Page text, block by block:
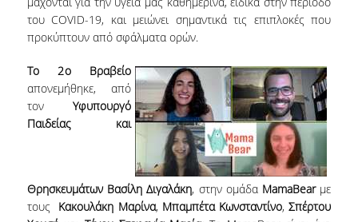
ΔΙΑΧΕΙΡΙΣΗ ΠΑΡΑΠΟΝΩΝ ΦΟΙΤΗΤΩΝ
TUTORS ΦΟΙΤΗΤΩΝ
ΜΕΤΑΠΤΥΧΙΑΚΕΣ ΣΠΟΥΔΕΣ
ΠΡΟΓΡΑΜΜΑΤΑ ΜΕΤΑΠΤΥΧΙΑΚΩΝ ΣΠΟΥΔΩΝ
ΔΙΔΑΚΤΟΡΙΚΟ ΠΡΟΓΡΑΜΜΑ
ΔΙΔΑΚΤΟΡΕΣ ΤΟΥ ΤΜΗΜΑΤΟΣ
ΥΠΟΨΗΦΙΟΙ ΔΙΔΑΚΤΟΡΕΣ
του COVID-19, και μειώνει σημαντικά τις επιπλοκές που
προκύπτουν από σφάλματα ορών.
Το 2οΒραβείο
απονεμήθηκε, από
τονΥφυπουργό
Παιδείας και
Θρησκευμάτων Βασίλη Διγαλάκη, στην ομάδα MamaBearμε
τους Κακουλάκη Μαρίνα, Μπαμπέτα Κωνσταντίνο,Σπέρτου